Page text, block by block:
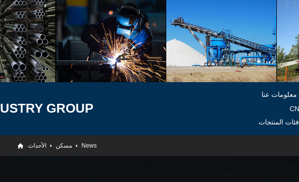
GROUP
معلومات عنا
CN
فئات المنتجات
مسكن الأحداث News